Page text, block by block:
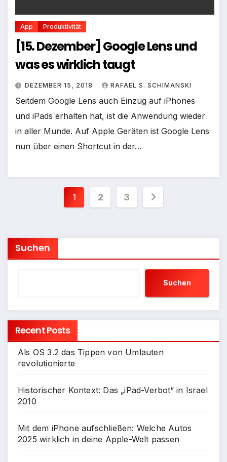
App Produktivität
[15. Dezember] Google Lens und
was es wirklich taugt
DEZEMBER 15, 2018 RAFAEL S. SCHIMANSKI
Seitdem Google Lens auch Einzug auf iPhones
und iPads erhalten hat, ist die Anwendung wieder
in aller Munde. Auf Apple Geräten ist Google Lens
nun über einen Shortcut in der…
Seitennummerierung
Beiträge
1 2 3
Suchen
Suchen
Recent Posts
Als OS 3.2 das Tippen von Umlauten
revolutionierte
Historischer Kontext: Das „iPad-Verbot“ in Israel
2010
Mit dem iPhone aufschließen: Welche Autos
2025 wirklich in deine Apple-Welt passen